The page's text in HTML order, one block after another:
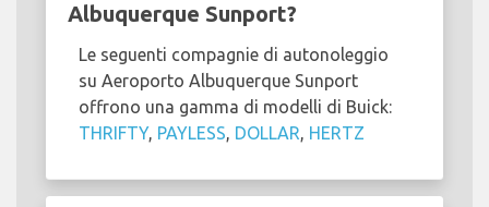
Albuquerque Sunport?
Le seguenti compagnie di autonoleggio
su Aeroporto Albuquerque Sunport
offrono una gamma di modelli di Buick:
THRIFTY, PAYLESS, DOLLAR, HERTZ